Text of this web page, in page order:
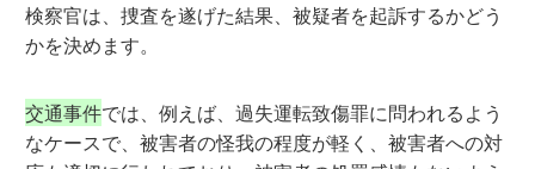
検察官は、捜査を遂げた結果、被疑者を起訴するかどう
かを決めます。
交通事件では、例えば、過失運転致傷罪に問われるよう
なケースで、被害者の怪我の程度が軽く、被害者への対